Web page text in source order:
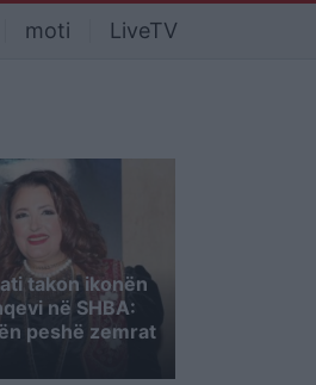
moti LiveTV
takon ikonën
në SHBA:
peshë zemrat